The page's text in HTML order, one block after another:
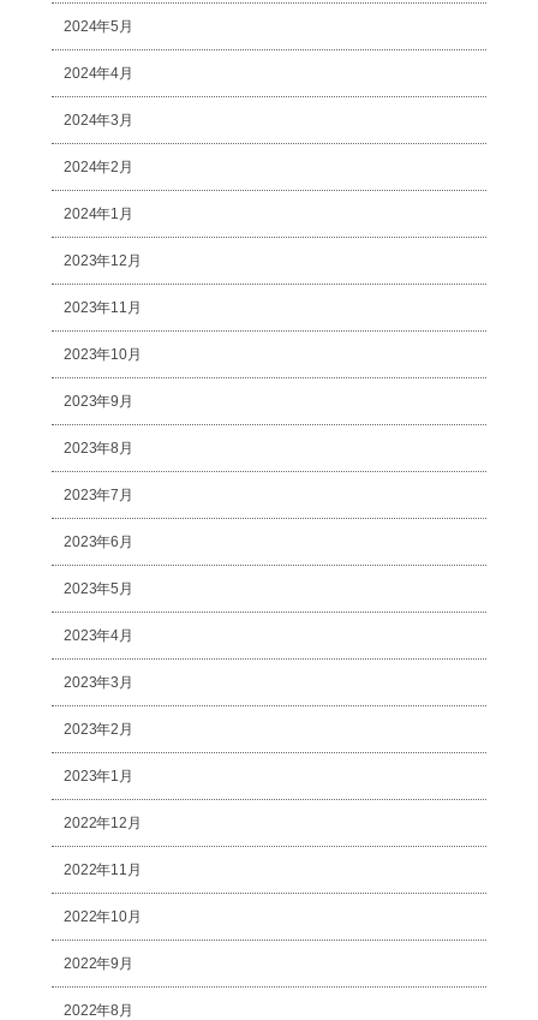
2024年5月
2024年4月
2024年3月
2024年2月
2024年1月
2023年12月
2023年11月
2023年10月
2023年9月
2023年8月
2023年7月
2023年6月
2023年5月
2023年4月
2023年3月
2023年2月
2023年1月
2022年12月
2022年11月
2022年10月
2022年9月
2022年8月